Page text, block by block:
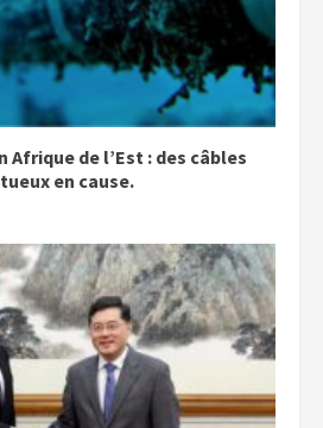
Afrique de l’Est : des câbles
en cause.